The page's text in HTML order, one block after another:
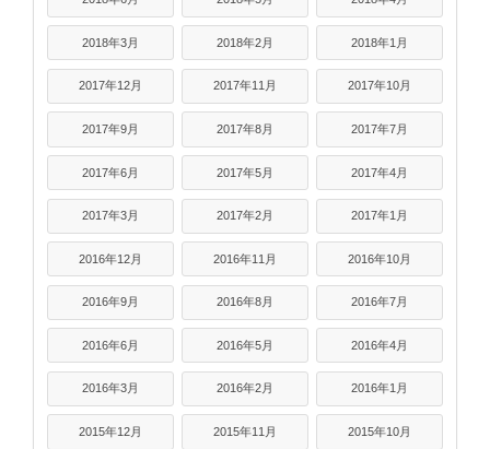
2018年3月 2018年2月 2018年1月
2017年12月 2017年11月 2017年10月
2017年9月 2017年8月 2017年7月
2017年6月 2017年5月 2017年4月
2017年3月 2017年2月 2017年1月
2016年12月 2016年11月 2016年10月
2016年9月 2016年8月 2016年7月
2016年6月 2016年5月 2016年4月
2016年3月 2016年2月 2016年1月
2015年12月 2015年11月 2015年10月